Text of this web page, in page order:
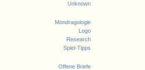
Unknown
Mondragologie
Logo
Research
Spiel-Tipps
Offene Briefe